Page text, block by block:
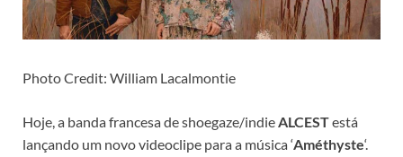
Photo Credit: William Lacalmontie
Hoje, a banda francesa de shoegaze/indieALCESTestá
lançando um novo videoclipe para a música ‘Améthyste‘.